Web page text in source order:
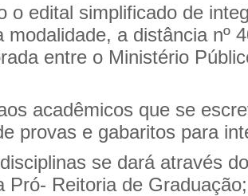
o edital simplificado de
modalidade, a distância nº
entre o Ministério
acadêmicos que se
provas e gabaritos para
se dará através
Pró- Reitoria de Graduação;